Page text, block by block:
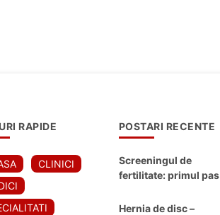
RAPIDE
CLINICI
POSTARI RECENTE
Screeningul de
fertilitate: primul pas
Hernia de disc –